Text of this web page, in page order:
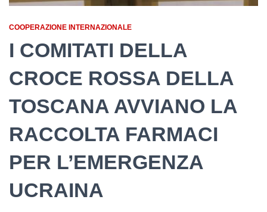
COOPERAZIONE INTERNAZIONALE
I COMITATI DELLA
CROCE ROSSA DELLA
TOSCANA AVVIANO LA
RACCOLTA FARMACI
PER L’EMERGENZA
UCRAINA